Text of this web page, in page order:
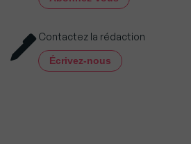
Contactez la rédaction
Écrivez-nous